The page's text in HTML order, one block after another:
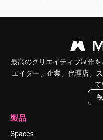
最高のクリエイティブ制作
エイター、企業、代理店、
製品
Spaces